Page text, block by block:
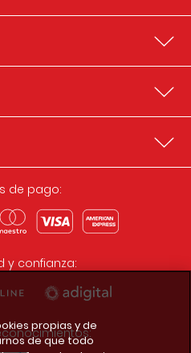
de pago:
y confianza:
propias y de
de que todo